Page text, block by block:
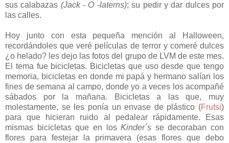
sus calabazas (Jack - O -laterns); su pedir y dar dulces por
las calles.
Hoy junto con esta pequeña mención al Halloween,
recordándoles que veré películas de terror y comeré dulces
¿o helado? les dejo las fotos del grupo de LVM de este mes.
El tema fue bicicletas. Bicicletas que uso desde que tengo
memoria, bicicletas en donde mi papá y hermano salían los
fines de semana al campo, donde yo a veces los acompañé
sábados por la mañana. Bicicletas a las que, muy
molestamente, se les ponía un envase de plástico (Frutsi)
para que hicieran ruido al pedalear rápidamente. Esas
mismas bicicletas que en losKinder´s se decoraban con
flores para festejar la primavera (esas flores que debo